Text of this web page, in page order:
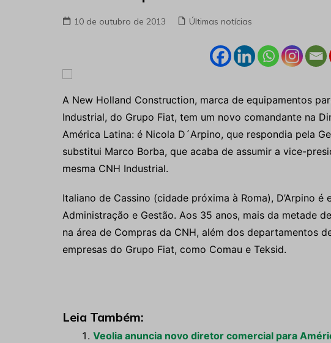
10 de outubro de 2013 Últimas notícias
A New Holland Construction, marca de equipamentos
Industrial, do Grupo Fiat, tem um novo comandante na
América Latina: é Nicola D´Arpino, que respondia pela
substitui Marco Borba, que acaba de assumir a vice-
mesma CNH Industrial.
Italiano de Cassino (cidade próxima à Roma), D’Arpino
Administração e Gestão. Aos 35 anos, mais da metade
na área de Compras da CNH, além dos departamentos
empresas do Grupo Fiat, como Comau e Teksid.
Leia Também:
Veolia anuncia novo diretor comercial para